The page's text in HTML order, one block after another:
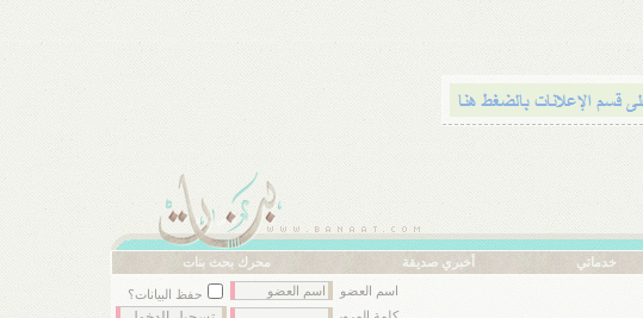
خدماتي أخبري صديقة محرك بحث بنات
اسم العضو
حفظ البيانات؟